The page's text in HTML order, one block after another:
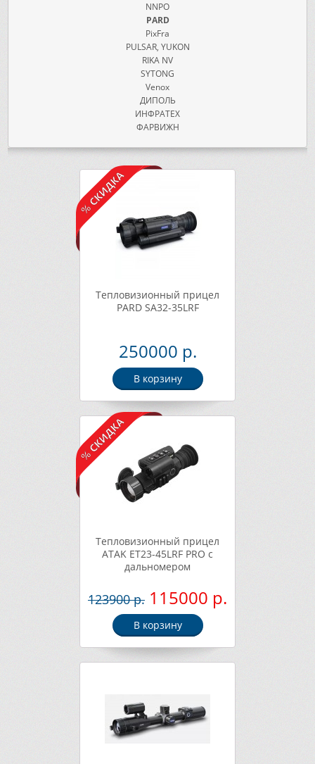
NNPO
PARD
PixFra
PULSAR, YUKON
RIKA NV
SYTONG
Venox
ДИПОЛЬ
ИНФРАТЕХ
ФАРВИЖН
Тепловизионный прицел
PARD SA32-35LRF
250000 р.
В корзину
Тепловизионный прицел
ATAK ET23-45LRF PRO с
дальномером
123900 р. 115000 р.
В корзину